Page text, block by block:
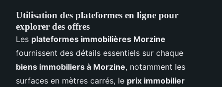
Utilisation des plateformes en ligne pour
explorer des offres
Les plateformes immobilières Morzine
fournissent des détails essentiels sur chaque
biens immobiliers à Morzine, notamment les
surfaces en mètres carrés, le prix immobilier